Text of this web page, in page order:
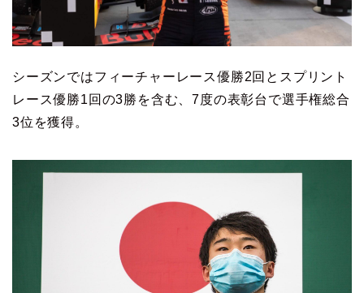
シーズンではフィーチャーレース優勝2回とスプリント
レース優勝1回の3勝を含む、7度の表彰台で選手権総合
3位を獲得。